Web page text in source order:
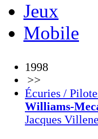
Jeux
Mobile
1998
>>
Écuries /
Williams-
Jacques